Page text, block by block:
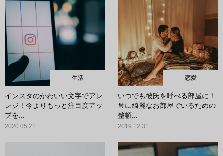
生活
インスタのかわいい文字でアレ
ンジ！今よりもっと注目度アッ
プを...
2020.05.21
恋愛
いつでも彼氏を呼べる部屋に！
常に綺麗なお部屋でいるための
整頓...
2019.12.31